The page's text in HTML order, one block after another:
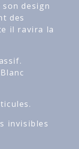
design
des
il ravira la
invisibles